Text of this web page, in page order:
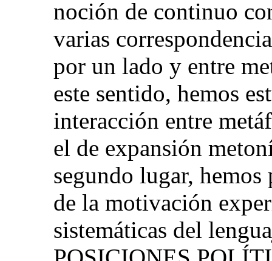
noción de continuo
varias
por un lado y entre
este sentido, hemos
interacción entre
el de expansión
segundo lugar,
de la motivación
sistemáticas del